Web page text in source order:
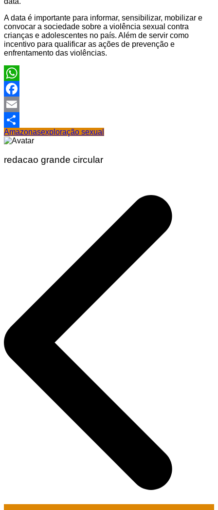
A data é importante para informar, sensibilizar, mobilizar e
convocar a sociedade sobre a violência sexual contra
crianças e adolescentes no país. Além de servir como
incentivo para qualificar as ações de prevenção e
enfrentamento das violências.
WhatsApp
Facebook
Email
Share
Amazonasexploração sexual
redacao grande circular